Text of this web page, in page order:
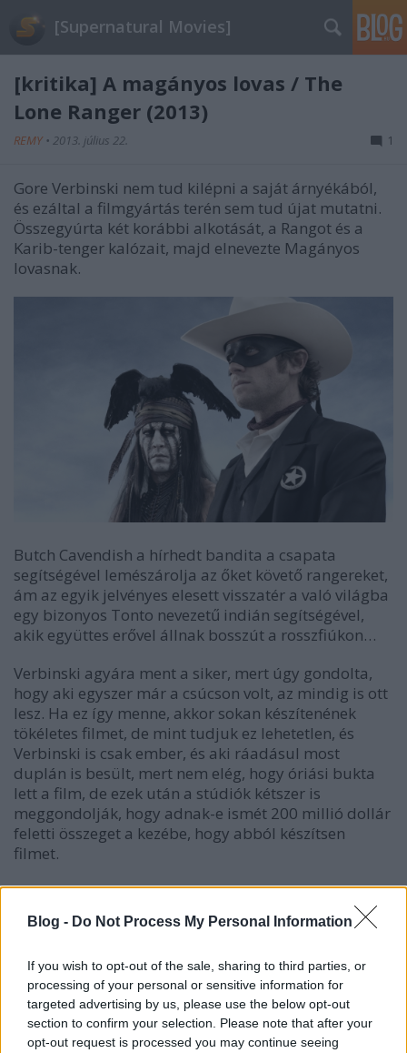
Blog - Do Not Process My Personal Information
If you wish to opt-out of the sale, sharing to third parties, or
processing of your personal or sensitive information for
targeted advertising by us, please use the below opt-out
section to confirm your selection. Please note that after your
opt-out request is processed you may continue seeing
[Supernatural Movies]
[kritika] A magányos lovas / The
Lone Ranger (2013)
REMY • 2013. július 22. 1
Gore Verbinski nem tud kilépni a saját árnyékából,
és ezáltal a filmgyártás terén sem tud újat mutatni.
Összegyúrta két korábbi alkotását, a Rangot és a
Karib-tenger kalózait, majd elnevezte Magányos
lovasnak.
Butch Cavendish a hírhedt bandita a csapata
segítségével lemészárolja az őket követő rangereket,
ám az egyik jelvényes elesett visszatér a való világba
egy bizonyos Tonto nevezetű indián segítségével,
akik együttes erővel állnak bosszút a rosszfiúkon…
Verbinski agyára ment a siker, mert úgy gondolta,
hogy aki egyszer már a csúcson volt, az mindig is ott
lesz. Ha ez így menne, akkor sokan készítenének
tökéletes filmet, de mint tudjuk ez lehetetlen, és
Verbinski is csak ember, és aki ráadásul most
duplán is besült, mert nem elég, hogy óriási bukta
lett a film, de ezek után a stúdiók kétszer is
meggondolják, hogy adnak-e ismét 200 millió dollár
feletti összeget a kezébe, hogy abból készítsen
filmet.
A magányos lovas alapjába véve nem lett volna
rossz, ha tudott volna olyan érzést kelteni, hogy „na,
ezt még nem láttuk”. Nem tudott, sőt… Johnny Depp
Karib tenger filmeket, annak egyből a jó öreg Jack
Sparrow jutott eszébe. Ez nem csoda, hiszen egy
kiköpött másolat volt Tonto (egy kicsit gyengébb
kiadásban).